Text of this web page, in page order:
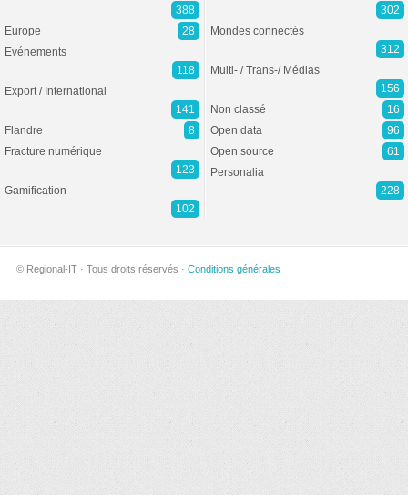
388
Europe
28
Evénements
118
Export / International
141
Flandre
8
Fracture numérique
123
Gamification
102
302
Mondes connectés
312
Multi- / Trans-/ Médias
156
Non classé
16
Open data
96
Open source
61
Personalia
228
© Regional-IT · Tous droits réservés · Conditions générales